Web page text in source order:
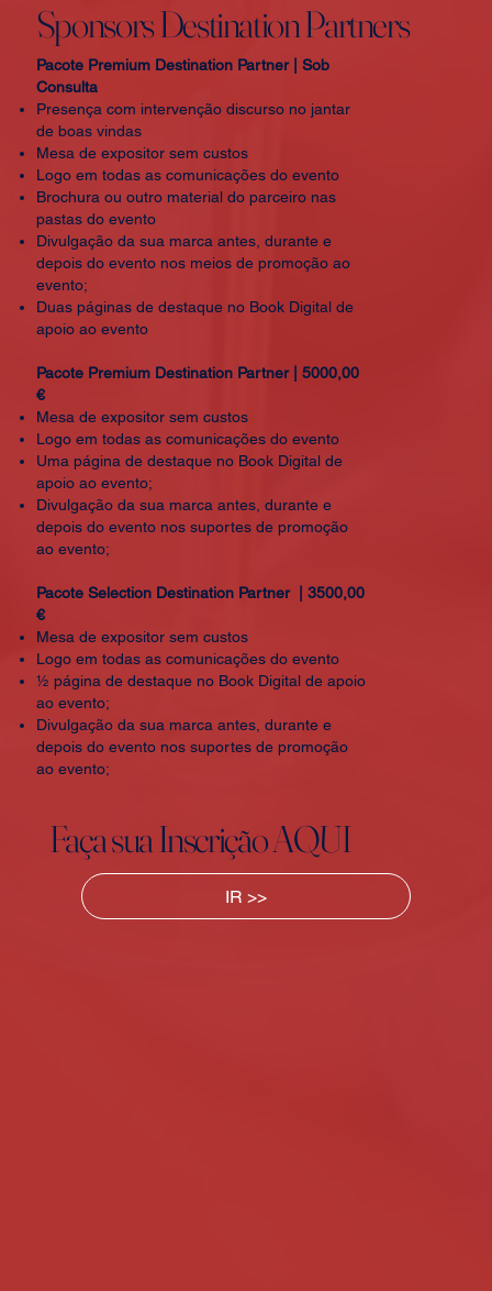
Sponsors Destination Partners
Pacote Premium Destination Partner | Sob
Consulta
Presença com intervenção discurso no jantar
de boas vindas
Mesa de expositor sem custos
Logo em todas as comunicações do evento
Brochura ou outro material do parceiro nas
pastas do evento
Divulgação da sua marca antes, durante e
depois do evento nos meios de promoção ao
evento;
Duas páginas de destaque no Book Digital de
apoio ao evento
Pacote Premium Destination Partner | 5000,00
€
Mesa de expositor sem custos
Logo em todas as comunicações do evento
Uma página de destaque no Book Digital de
apoio ao evento;
Divulgação da sua marca antes, durante e
depois do evento nos suportes de promoção
ao evento;
Pacote Selection Destination Partner | 3500,00
€
Mesa de expositor sem custos
Logo em todas as comunicações do evento
½ página de destaque no Book Digital de apoio
ao evento;
Divulgação da sua marca antes, durante e
depois do evento nos suportes de promoção
ao evento;
Faça sua Inscrição AQUI
IR >>